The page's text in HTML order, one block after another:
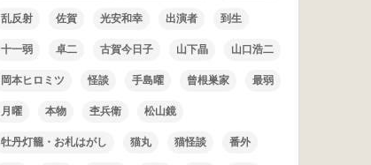
乱反射 佐賀 光安和幸 出演者 到生
十一弱 卓二 古賀今日子 山下晶 山口浩二
岡本ヒロミツ 怪談 手島曜 曾根巣家 最弱
月曜 本物 杢兵衛 松山鏡
牡丹灯籠・お札はがし 猫丸 猫怪談 番外